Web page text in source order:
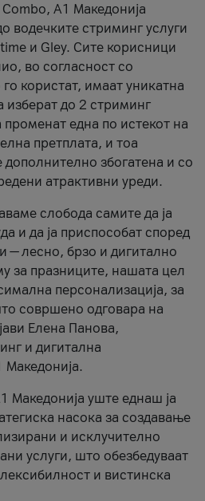
А1 Македонија
водечките стриминг услуги
и Gley. Сите корисници
во согласност со
користат, имаат уникатна
до 2 стриминг
една по истекот на
претплата, и тоа
дополнително збогатена и со
атрактивни уреди.
слобода самите да ја
и да ја приспособат според
— лесно, брзо и дигитално
за празниците, нашата цел
персонализација, за
совршено одговара на
Елена Панова,
и дигитална
Македонија.
Македонија уште еднаш ја
насока за создавање
и исклучително
услуги, што обезбедуваат
и вистинска